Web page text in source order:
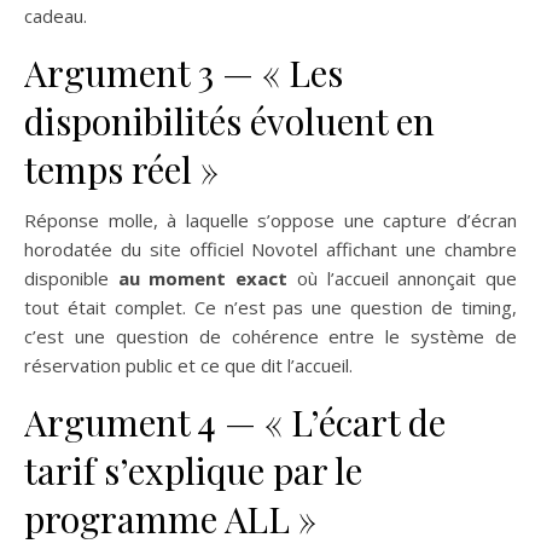
cadeau.
Argument 3 — « Les
disponibilités évoluent en
temps réel »
Réponse molle, à laquelle s’oppose une capture d’écran
horodatée du site officiel Novotel affichant une chambre
disponible au moment exact où l’accueil annonçait que
tout était complet. Ce n’est pas une question de timing,
c’est une question de cohérence entre le système de
réservation public et ce que dit l’accueil.
Argument 4 — « L’écart de
tarif s’explique par le
programme ALL »